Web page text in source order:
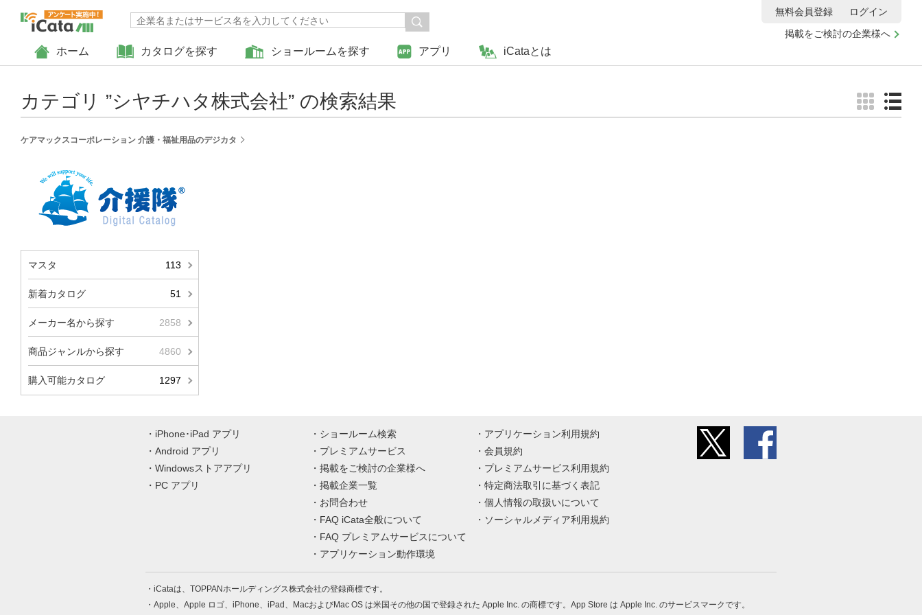
ホーム カタログを探す ショールームを探す アプリ iCataとは
掲載をご検討の企業様へ
無料会員登録 ログイン
カテゴリ ”シヤチハタ株式会社” の検索結果
ケアマックスコーポレーション 介護・福祉用品のデジカタ
マスタ 113
新着カタログ 51
メーカー名から探す 2858
商品ジャンルから探す 4860
購入可能カタログ 1297
iPhone･iPad アプリ
Android アプリ
Windowsストアアプリ
PC アプリ
ショールーム検索
プレミアムサービス
掲載をご検討の企業様へ
掲載企業一覧
お問合わせ
FAQ iCata全般について
FAQ プレミアムサービスについて
アプリケーション動作環境
アプリケーション利用規約
会員規約
プレミアムサービス利用規約
特定商法取引に基づく表記
個人情報の取扱いについて
ソーシャルメディア利用規約
iCataは、TOPPANホールディングス株式会社の登録商標です。
Apple、Apple ロゴ、iPhone、iPad、MacおよびMac OS は米国その他の国で登録された Apple Inc. の商標です。App Store は Apple Inc. のサービスマークです。